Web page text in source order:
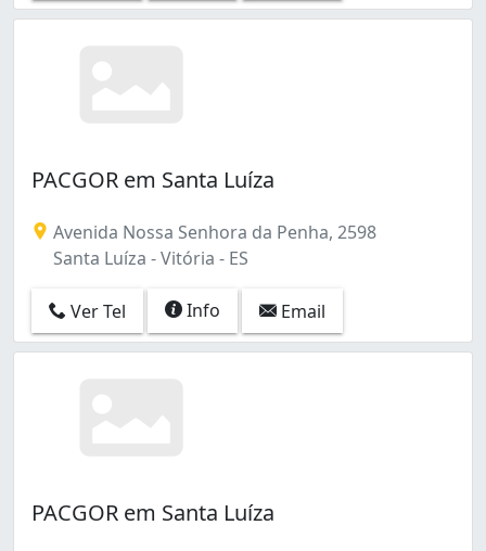
PACGOR em Santa Luíza
Avenida Nossa Senhora da Penha, 2598
Santa Luíza - Vitória - ES
Ver Tel Info Email
PACGOR em Santa Luíza